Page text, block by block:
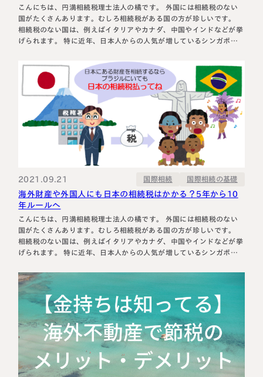
こんにちは、円満相続税理士法人の橘です。 外国には相続税のない
国がたくさんあります。むしろ相続税がある国の方が珍しいです。
相続税のない国は、例えばイタリアやカナダ、中国やインドなどが挙
げられます。 特に近年、日本人からの人気が増しているシンガポー
てしまおう…
2021.09.21 国際相続 国際相続の基礎
海外財産や外国人にも日本の相続税はかかる？5年から10
年ルールへ
こんにちは、円満相続税理士法人の橘です。 外国には相続税のない
国がたくさんあります。むしろ相続税がある国の方が珍しいです。
相続税のない国は、例えばイタリアやカナダ、中国やインドなどが挙
げられます。 特に近年、日本人からの人気が増しているシンガポー
富裕層が、 相続税のかからないシンガポールやマレーシアに移住し
てしまおう…